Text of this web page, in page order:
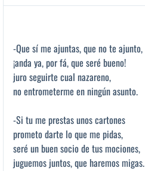
-Que sí me ajuntas, que no te ajunto,
¡anda ya, por fá, que seré bueno!
juro seguirte cual nazareno,
no entrometerme en ningún asunto.
-Si tu me prestas unos cartones
prometo darte lo que me pidas,
seré un buen socio de tus mociones,
juguemos juntos, que haremos migas.